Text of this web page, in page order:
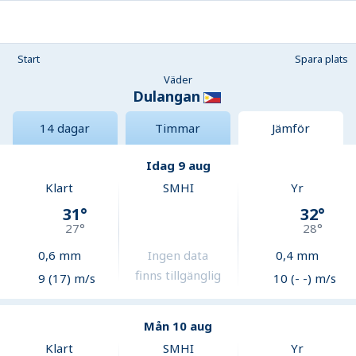
Start
Spara plats
Väder
Dulangan
14 dagar Timmar Jämför
Idag 9 aug
Klart
31°
27°
0,6 mm
9 (17) m/s
SMHI
Ingen data
finns tillgänglig
Yr
32°
28°
0,4mm
10 (- -) m/s
Mån 10 aug
Klart
SMHI Yr